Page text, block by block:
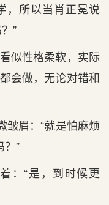
，所以当肖正冕说
”
似性格柔软，实际
会做，无论对错和
皱眉：“就是怕麻烦
”
：“是，到时候更